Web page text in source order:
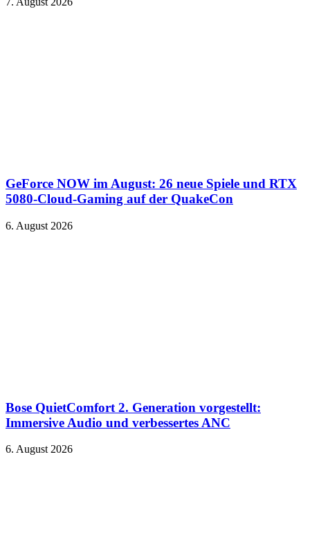
GeForce NOW im August: 26 neue Spiele und RTX
5080-Cloud-Gaming auf der QuakeCon
6. August 2026
Bose QuietComfort 2. Generation vorgestellt:
Immersive Audio und verbessertes ANC
6. August 2026